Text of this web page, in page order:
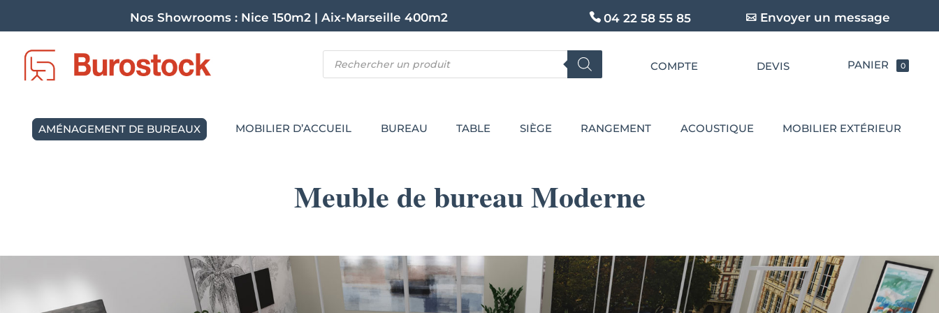
Nos Showrooms : Nice 150m2| Aix-Marseille 400m2 04 22 58 55 85 Envoyer un message
Recherche
de
produits
COMPTE DEVIS 0
AMÉNAGEMENT DE BUREAUX MOBILIER D’ACCUEIL BUREAU TABLE SIÈGE RANGEMENT ACOUSTIQUE MOBILIER EXTÉRIEUR
Meuble de bureau Moderne